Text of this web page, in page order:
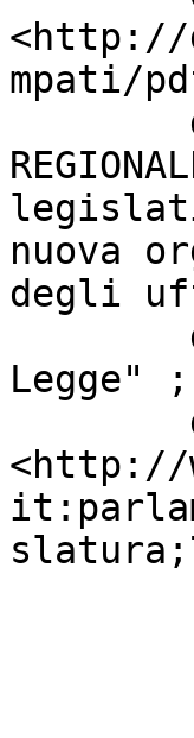
<http://
mpati/
nuova
degli
Legge" ;
<http://